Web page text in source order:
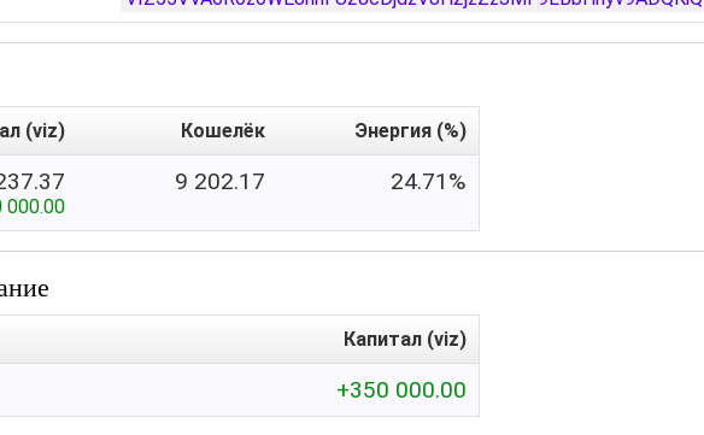
(viz) Кошелёк Энергия (%)
000.00
9 202.17 24.71%
Капитал (viz)
+350 000.00